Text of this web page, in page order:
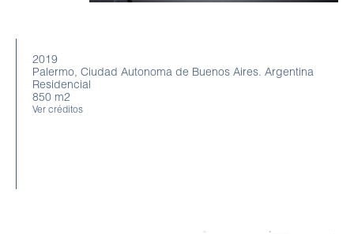
2019
Palermo, Ciudad Autonoma de Buenos Aires. Argentina
Residencial
850 m2
Ver créditos